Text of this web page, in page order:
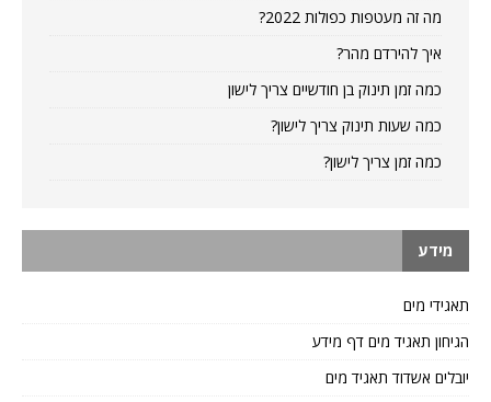
מה זה מעטפות כפולות 2022?
איך להירדם מהר?
כמה זמן תינוק בן חודשיים צריך לישון
כמה שעות תינוק צריך לישון?
כמה זמן צריך לישון?
מידע
תאגידי מים
הגיחון תאגיד מים דף מידע
יובלים אשדוד תאגיד מים